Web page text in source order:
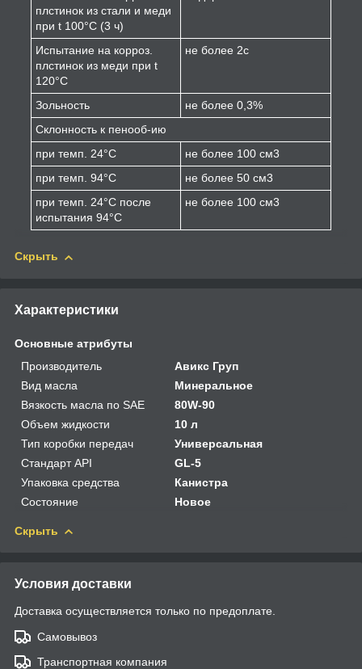
плстинок из стали и меди
при t 100°С (3 ч)
Испытание на корроз.
плстинок из меди при t
120°С
не более 2с
Зольность
не более 0,3%
Склонность к пенооб-ию
при темп. 24°С
не более 100 см3
при темп. 94°С
не более 50 см3
при темп. 24°С после
испытания 94°С
не более 100 см3
Скрыть
Характеристики
Основные атрибуты
Производитель
Авикс Груп
Вид масла
Минеральное
Вязкость масла по SAE
80W-90
Объем жидкости
10 л
Тип коробки передач
Универсальная
Стандарт API
GL-5
Упаковка средства
Канистра
Состояние
Новое
Скрыть
Условия доставки
Доставка осуществляется только по предоплате.
Самовывоз
Транспортная компания